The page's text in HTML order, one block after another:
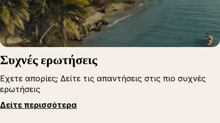
Συχνές ερωτήσεις
Εχετε απορίες; Δείτε τις απαντήσεις στις πιο συχνές
ερωτήσεις
Δείτε περισσότερα